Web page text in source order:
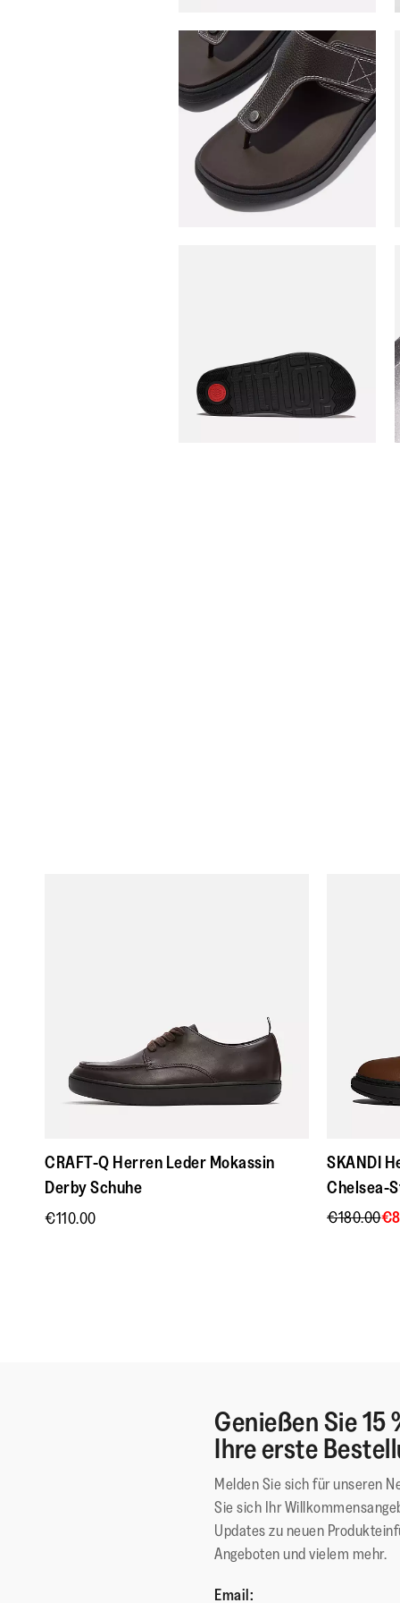
CRAFT-Q Herren Leder Mokassin
Derby Schuhe
€110.00
SKANDI
Chelsea-
€180.00
Genießen Sie 15
Ihre erste
Melden Sie sich für unseren
Sie sich Ihr
Updates zu neuen
Angeboten und vielem mehr.
Email: